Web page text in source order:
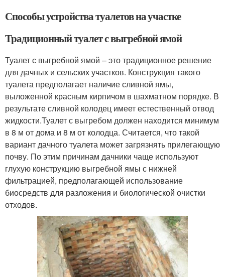
Способы устройства туалетов на участке
Традиционный туалет с выгребной ямой
Туалет с выгребной ямой – это традиционное решение
для дачных и сельских участков. Конструкция такого
туалета предполагает наличие сливной ямы,
выложенной красным кирпичом в шахматном порядке. В
результате сливной колодец имеет естественный отвод
жидкости.Туалет с выгребом должен находится минимум
в 8 м от дома и 8 м от колодца. Считается, что такой
вариант дачного туалета может загрязнять прилегающую
почву. По этим причинам дачники чаще используют
глухую конструкцию выгребной ямы с нижней
фильтрацией, предполагающей использование
биосредств для разложения и биологической очистки
отходов.